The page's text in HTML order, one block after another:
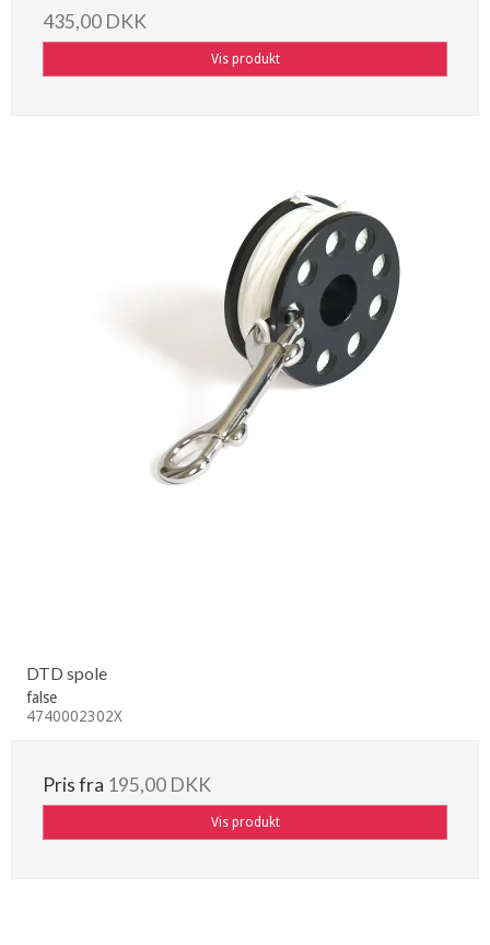
435,00 DKK
Vis produkt
DTD spole
false
4740002302X
Pris fra 195,00 DKK
Vis produkt